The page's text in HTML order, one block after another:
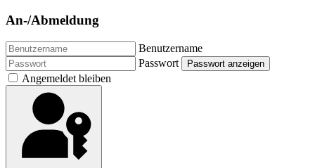
An-/Abmeldung
Benutzername
Passwort
Passwort anzeigen
Angemeldet bleiben